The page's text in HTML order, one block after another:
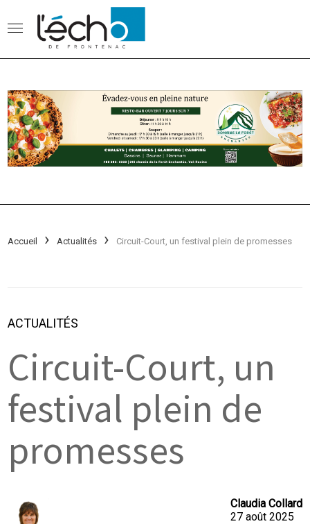
Accueil Actualités Circuit-Court, un festival plein de promesses
ACTUALITÉS
Circuit-Court, un
festival plein de
promesses
Claudia Collard
27 août 2025